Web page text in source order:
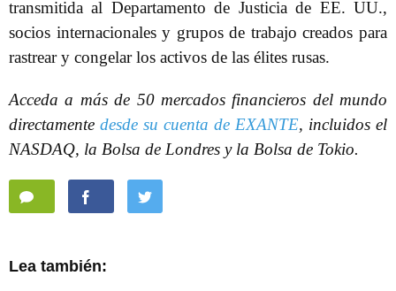
transmitida al Departamento de Justicia de EE. UU.,
socios internacionales y grupos de trabajo creados para
rastrear y congelar los activos de las élites rusas.
Acceda a más de 50 mercados financieros del mundo
directamente desde su cuenta de EXANTE, incluidos el
NASDAQ, la Bolsa de Londres y la Bolsa de Tokio.
Lea también: